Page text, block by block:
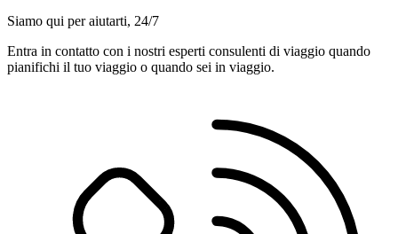
Siamo qui per aiutarti, 24/7
Entra in contatto con i nostri esperti consulenti di viaggio quando
pianifichi il tuo viaggio o quando sei in viaggio.